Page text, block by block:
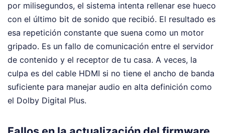
por milisegundos, el sistema intenta rellenar ese hueco
con el último bit de sonido que recibió. El resultado es
esa repetición constante que suena como un motor
gripado. Es un fallo de comunicación entre el servidor
de contenido y el receptor de tu casa. A veces, la
culpa es del cable HDMI si no tiene el ancho de banda
suficiente para manejar audio en alta definición como
el Dolby Digital Plus.